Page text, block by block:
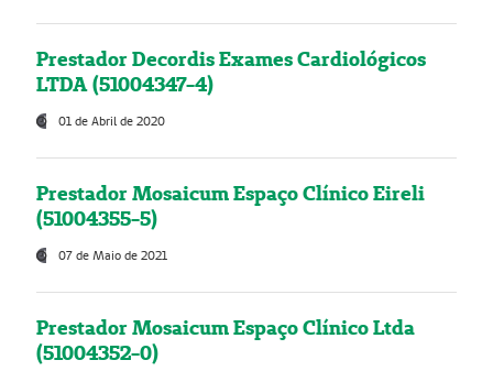
Prestador Decordis Exames Cardiológicos
LTDA (51004347-4)
01 de Abril de 2020
Prestador Mosaicum Espaço Clínico Eireli
(51004355-5)
07 de Maio de 2021
Prestador Mosaicum Espaço Clínico Ltda
(51004352-0)